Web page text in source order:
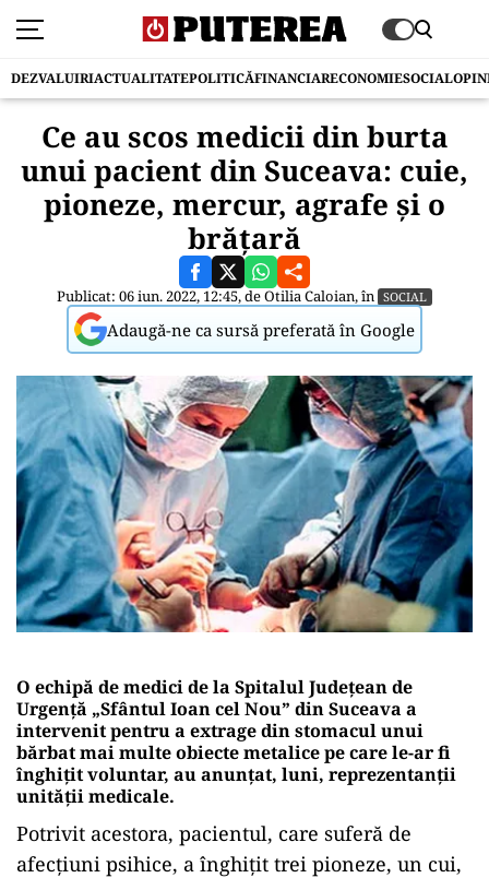
DEZVALUIRIACTUALITATEPOLITICĂFINANCIARECONOMIESOCIAL
Ce au scos medicii din burta
unui pacient din Suceava: cuie,
pioneze, mercur, agrafe și o
brățară
Publicat: 06 iun. 2022, 12:45, deOtilia Caloian, în SOCIAL
Adaugă-ne ca sursă preferată în Google
O echipă de medici de la Spitalul Judeţean de
Urgenţă „Sfântul Ioan cel Nou” din Suceava a
intervenit pentru a extrage din stomacul unui
bărbat mai multe obiecte metalice pe care le-ar fi
înghiţit voluntar, au anunţat, luni, reprezentanţii
unităţii medicale.
Potrivit acestora, pacientul, care suferă de
afecţiuni psihice, a înghiţit trei pioneze, un cui,